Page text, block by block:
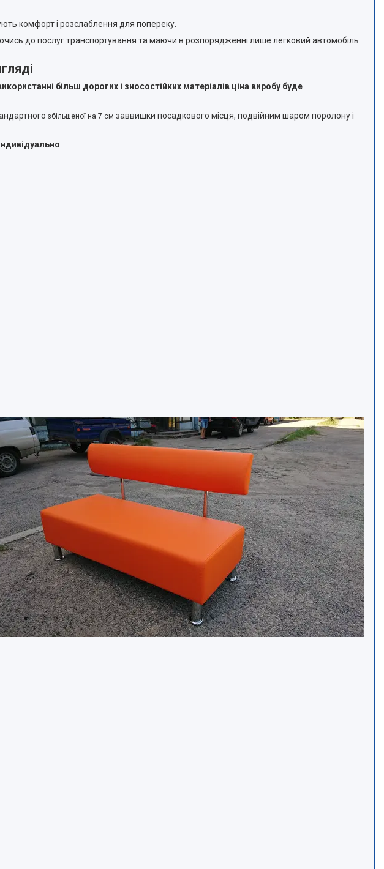
комфорт і розслаблення для попереку.
до послуг транспортування та маючи в розпорядженні лише легковий автомобіль
більш дорогих і зносостійких матеріалів ціна виробу буде
збільшеної на 7 см заввишки посадкового місця, подвійним шаром поролону і